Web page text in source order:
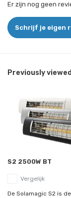
Er zijn nog geen
Schrijf je eigen
Previously viewed
S2 2500W BT
Vergelijk
De Solamagic S2 is